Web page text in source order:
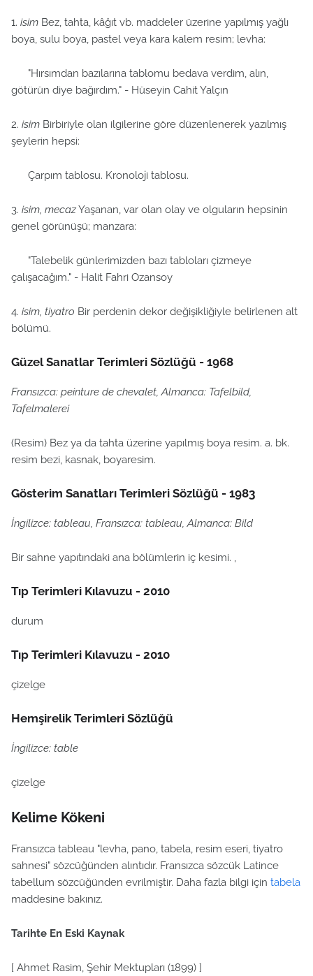
1. isim Bez, tahta, kâğıt vb. maddeler üzerine yapılmış yağlı
boya, sulu boya, pastel veya kara kalem resim; levha:
"Hırsımdan bazılarına tablomu bedava verdim, alın,
götürün diye bağırdım." - Hüseyin Cahit Yalçın
2. isim Birbiriyle olan ilgilerine göre düzenlenerek yazılmış
şeylerin hepsi:
Çarpım tablosu. Kronoloji tablosu.
3. isim, mecazYaşanan, var olan olay ve olguların hepsinin
genel görünüşü; manzara:
"Talebelik günlerimizden bazı tabloları çizmeye
çalışacağım." - Halit Fahri Ozansoy
4. isim, tiyatro Bir perdenin dekor değişikliğiyle belirlenen alt
bölümü.
Güzel Sanatlar Terimleri Sözlüğü - 1968
Fransızca: peinture de chevalet, Almanca: Tafelbild,
Tafelmalerei
(Resim) Bez ya da tahta üzerine yapılmış boya resim. a. bk.
resim bezi, kasnak, boyaresim.
Gösterim Sanatları Terimleri Sözlüğü - 1983
İngilizce: tableau, Fransızca: tableau, Almanca: Bild
Bir sahne yapıtındaki ana bölümlerin iç kesimi. ,
Tıp Terimleri Kılavuzu - 2010
durum
Tıp Terimleri Kılavuzu - 2010
çizelge
Hemşirelik Terimleri Sözlüğü
İngilizce: table
çizelge
Kelime Kökeni
Fransızca tableau "levha, pano, tabela, resim eseri, tiyatro
sahnesi" sözcüğünden alıntıdır. Fransızca sözcük Latince
tabellum sözcüğünden evrilmiştir. Daha fazla bilgi için tabela
maddesine bakınız.
Tarihte En Eski Kaynak
[ Ahmet Rasim, Şehir Mektupları (1899) ]